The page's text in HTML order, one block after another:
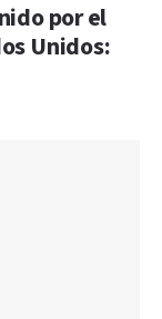
por el
Unidos: